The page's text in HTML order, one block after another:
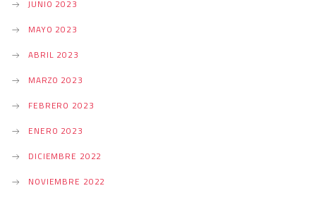
JUNIO 2023
MAYO 2023
ABRIL 2023
MARZO 2023
FEBRERO 2023
ENERO 2023
DICIEMBRE 2022
NOVIEMBRE 2022